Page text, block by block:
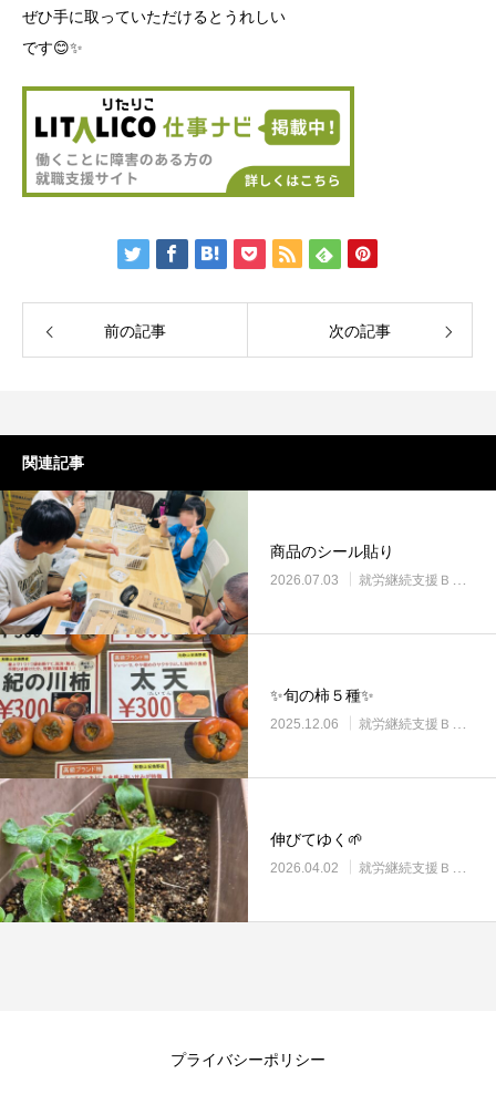
ぜひ手に取っていただけるとうれしい
です😊✨
前の記事 次の記事
関連記事
商品のシール貼り
2026.07.03 就労継続支援Ｂ型・ニコプレイス
✨旬の柿５種✨
2025.12.06 就労継続支援Ｂ型・ニコプレイス
伸びてゆく🌱
2026.04.02 就労継続支援Ｂ型・ニコプレイス
プライバシーポリシー